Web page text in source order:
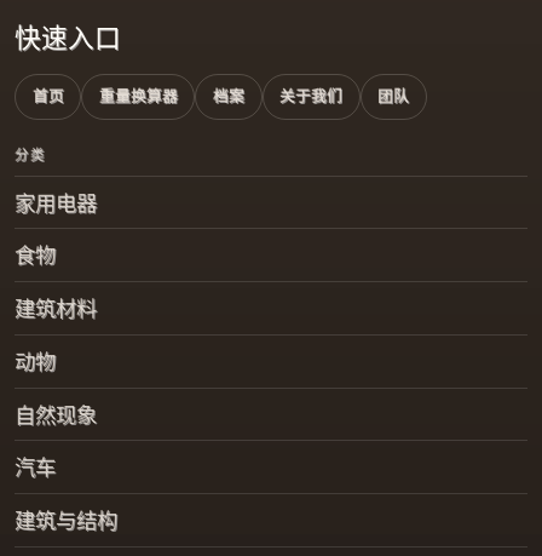
快速入口
首页 重量换算器 档案 关于我们 团队
分类
家用电器
食物
建筑材料
动物
自然现象
汽车
建筑与结构